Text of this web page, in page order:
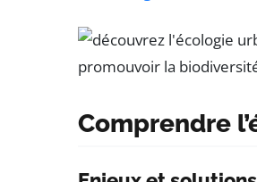
Comprendre